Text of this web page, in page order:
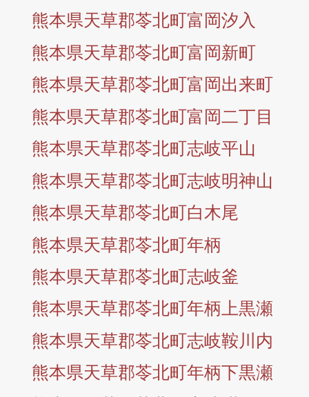
熊本県天草郡苓北町富岡汐入
熊本県天草郡苓北町富岡新町
熊本県天草郡苓北町富岡出来町
熊本県天草郡苓北町富岡二丁目
熊本県天草郡苓北町志岐平山
熊本県天草郡苓北町志岐明神山
熊本県天草郡苓北町白木尾
熊本県天草郡苓北町年柄
熊本県天草郡苓北町志岐釜
熊本県天草郡苓北町年柄上黒瀬
熊本県天草郡苓北町志岐鞍川内
熊本県天草郡苓北町年柄下黒瀬